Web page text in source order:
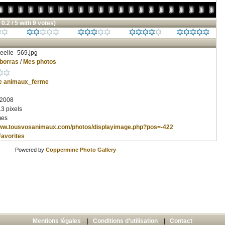
/ 5 with 9 votes)
/ Mes photos
animaux_ferme
pixels
photos/displayimage.php?pos=-422
Powered by Coppermine Photo Gallery
Mentions légales Conditions d'utilisation Contact